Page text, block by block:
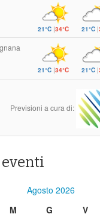
21°C|34°C 21°C|
21°C|34°C 21°C|
Previsioni a cura di:
Agosto 2026
M G V